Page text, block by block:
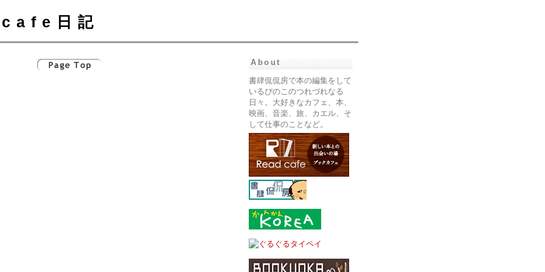
cafe日記
About
書肆侃侃房で本の編集をして
いるぴのこのつれづれなる
日々。大好きなカフェ、本、
映画、音楽、旅、カエル、そ
して仕事のことなど。